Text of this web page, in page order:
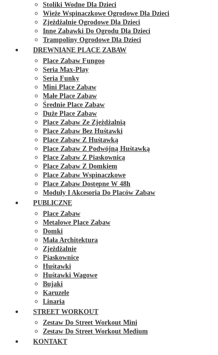
Stoliki Wodne Dla Dzieci
Wieże Wspinaczkowe Ogrodowe Dla Dzieci
Zjeżdżalnie Ogrodowe Dla Dzieci
Inne Zabawki Do Ogrodu Dla Dzieci
Trampoliny Ogrodowe Dla Dzieci
DREWNIANE PLACE ZABAW
Place Zabaw Fungoo
Seria Max-Play
Seria Funky
Mini Place Zabaw
Małe Place Zabaw
Średnie Place Zabaw
Duże Place Zabaw
Place Zabaw Ze Zjeżdżalnią
Place Zabaw Bez Huśtawki
Place Zabaw Z Huśtawką
Place Zabaw Z Podwójną Huśtawką
Place Zabaw Z Piaskownicą
Place Zabaw Z Domkiem
Place Zabaw Wspinaczkowe
Place Zabaw Dostępne W 48h
Moduły I Akcesoria Do Placów Zabaw
PUBLICZNE
Place Zabaw
Metalowe Place Zabaw
Domki
Mała Architektura
Zjeżdżalnie
Piaskownice
Huśtawki
Huśtawki Wagowe
Bujaki
Karuzele
Linaria
STREET WORKOUT
Zestaw Do Street Workout Mini
Zestaw Do Street Workout Medium
KONTAKT